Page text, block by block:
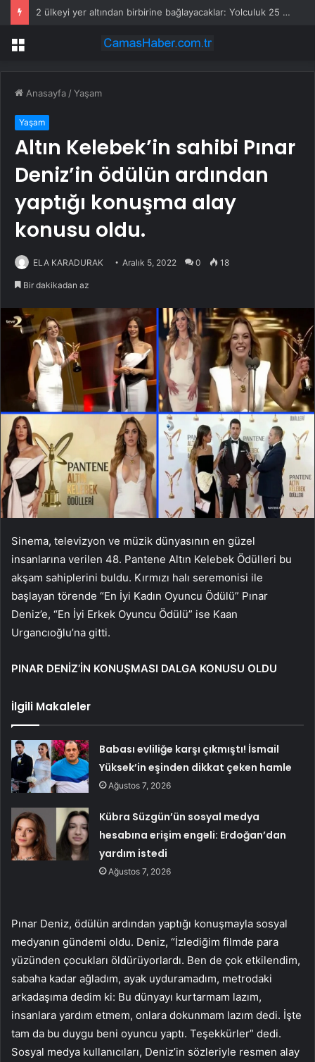
2 ülkeyi yer altından birbirine bağlayacaklar: Yolculuk 25 dakikaya düşecek
Menü
Anasayfa /Yaşam
Yaşam
Altın Kelebek’in sahibi Pınar
Deniz’in ödülün ardından
yaptığı konuşma alay
konusu oldu.
ELA KARADURAK Aralık 5, 2022 0 18
Bir dakikadan az
Sinema, televizyon ve müzik dünyasının en güzel
insanlarına verilen 48. Pantene Altın Kelebek Ödülleri bu
akşam sahiplerini buldu. Kırmızı halı seremonisi ile
başlayan törende “En İyi Kadın Oyuncu Ödülü” Pınar
Deniz’e, “En İyi Erkek Oyuncu Ödülü” ise Kaan
Urgancıoğlu’na gitti.
PINAR DENİZ’İN KONUŞMASI DALGA KONUSU OLDU
İlgili Makaleler
Babası evliliğe karşı çıkmıştı! İsmail
Yüksek’in eşinden dikkat çeken hamle
Ağustos 7, 2026
Kübra Süzgün’ün sosyal medya
hesabına erişim engeli: Erdoğan’dan
yardım istedi
Ağustos 7, 2026
Pınar Deniz, ödülün ardından yaptığı konuşmayla sosyal
medyanın gündemi oldu. Deniz, “İzlediğim filmde para
yüzünden çocukları öldürüyorlardı. Ben de çok etkilendim,
sabaha kadar ağladım, ayak uyduramadım, metrodaki
arkadaşıma dedim ki: Bu dünyayı kurtarmam lazım,
insanlara yardım etmem, onlara dokunmam lazım dedi. İşte
tam da bu duygu beni oyuncu yaptı. Teşekkürler” dedi.
Sosyal medya kullanıcıları, Deniz’in sözleriyle resmen alay